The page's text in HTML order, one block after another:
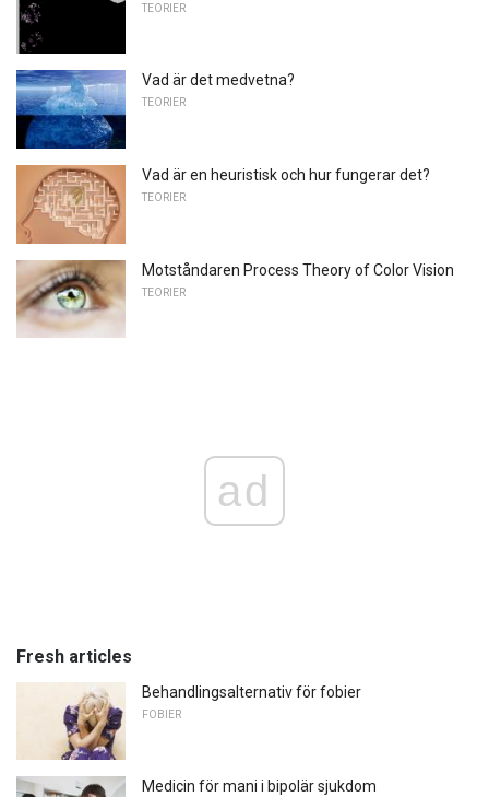
TEORIER
Vad är det medvetna?
TEORIER
Vad är en heuristisk och hur fungerar det?
TEORIER
Motståndaren Process Theory of Color Vision
TEORIER
ad
Fresh articles
Behandlingsalternativ för fobier
FOBIER
Medicin för mani i bipolär sjukdom